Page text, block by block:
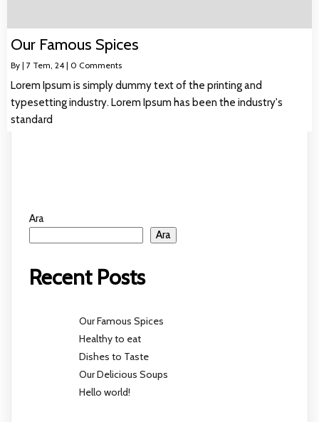
Our Famous Spices
By | 7 Tem, 24 | 0 Comments
Lorem Ipsum is simply dummy text of the printing and
typesetting industry. Lorem Ipsum has been the industry's
standard
Ara
Ara
Recent Posts
Our Famous Spices
Healthy to eat
Dishes to Taste
Our Delicious Soups
Hello world!